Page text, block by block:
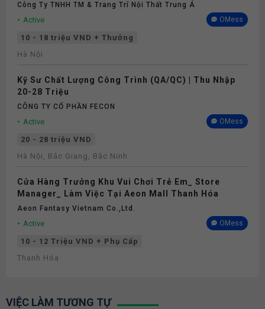
Công Ty TNHH TM & Trang Trí Nội Thất Trung Á
Active OMess
10 - 18 triệu VND + Thưởng
Hà Nội
Kỹ Sư Chất Lượng Công Trình (QA/QC) | Thu Nhập
20-28 Triệu
CÔNG TY CỔ PHẦN FECON
Active OMess
20 - 28 triệu VND
Hà Nội, Bắc Giang, Bắc Ninh
Cửa Hàng Trưởng Khu Vui Chơi Trẻ Em_ Store
Manager_ Làm Việc Tại Aeon Mall Thanh Hóa
Aeon Fantasy Vietnam Co.,ltd.
Active OMess
10 - 12 Triệu VND + Phụ Cấp
Thanh Hóa
VIỆC LÀM TƯƠNG TỰ